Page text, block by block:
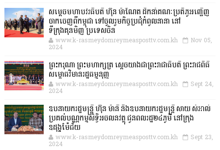
សម្តេចមហាបវរធិបតី ហ៊ុន ម៉ាណែត ដឹកនាំគណៈប្រតិភូអញ្ជើញ
ចាកចេញពីកម្ពុជា ទៅចូលរួមកិច្ចប្រជុំកំពូលនានា នៅ
ទីក្រុងគុនមិញ ប្រទេសចិន
www.k-rasmeydomreymeasposttv.com.kh Nov 05,
2024
ព្រះករុណា ព្រះមហាក្សត្រ ស្តេចយាងជាព្រះរាជាធិបតី ព្រះរាជពិធី
សម្ពោធវិមានរដ្ឋធម្មនុញ្ញ
www.k-rasmeydomreymeasposttv.com.kh Sept 24,
2024
ឧបនាយករដ្ឋមន្ដ្រី ហ៊ុន ម៉ានី និងឧបនាយករដ្ឋមន្ដ្រី សាយ សំអាល់
ប្រគល់បណ្ណកម្មសិទ្ធិអចលនវត្ថុ ជូនពលរដ្ឋ២៤ភូមិ នៅក្រុង
ឧដុង្គម៉ែជ័យ
www.k-rasmeydomreymeasposttv.com.kh Sept 23,
2024